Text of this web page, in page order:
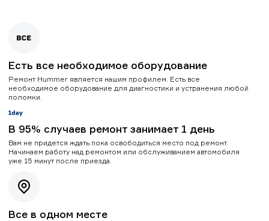
Есть все необходимое оборудование
Ремонт Hummer является нашим профилем. Есть все
необходимое оборудование для диагностики и устранения любой
поломки.
В 95% случаев ремонт занимает 1 день
Вам не придется ждать пока освободиться место под ремонт.
Начинаем работу над ремонтом или обслуживанием автомобиля
уже 15 минут после приезда.
Все в одном месте